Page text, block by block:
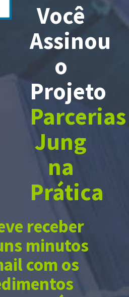
Você
Assinou
o
Projeto
Parcerias
Jung
na
Prática
receber
minutos
com os